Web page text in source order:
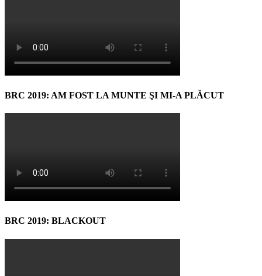
BRC 2019: AM FOST LA MUNTE ŞI MI-A PLĂCUT
BRC 2019: BLACKOUT